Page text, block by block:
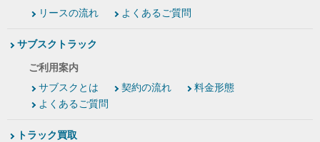
リースの流れ
よくあるご質問
サブスクトラック
ご利用案内
サブスクとは
契約の流れ
料金形態
よくあるご質問
トラック買取